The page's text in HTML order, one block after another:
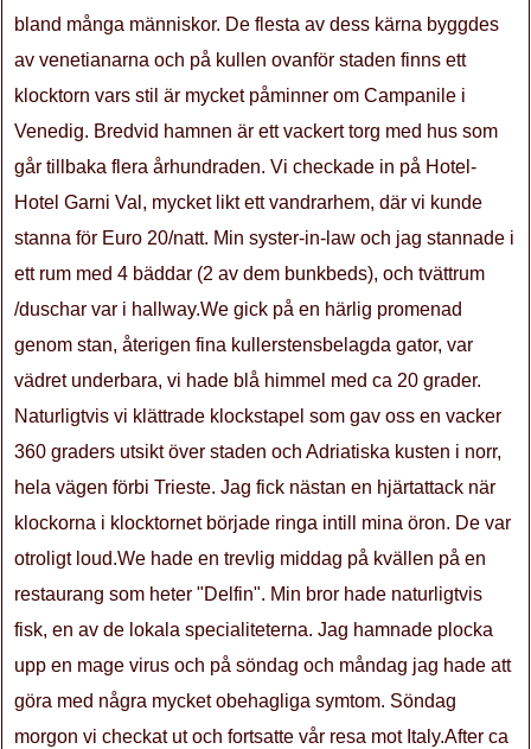
bland många människor. De flesta av dess kärna byggdes
av venetianarna och på kullen ovanför staden finns ett
klocktorn vars stil är mycket påminner om Campanile i
Venedig. Bredvid hamnen är ett vackert torg med hus som
går tillbaka flera århundraden. Vi checkade in på Hotel-
Hotel Garni Val, mycket likt ett vandrarhem, där vi kunde
stanna för Euro 20/natt. Min syster-in-law och jag stannade i
ett rum med 4 bäddar (2 av dem bunkbeds), och tvättrum
/duschar var i hallway.We gick på en härlig promenad
genom stan, återigen fina kullerstensbelagda gator, var
vädret underbara, vi hade blå himmel med ca 20 grader.
Naturligtvis vi klättrade klockstapel som gav oss en vacker
360 graders utsikt över staden och Adriatiska kusten i norr,
hela vägen förbi Trieste. Jag fick nästan en hjärtattack när
klockorna i klocktornet började ringa intill mina öron. De var
otroligt loud.We hade en trevlig middag på kvällen på en
restaurang som heter "Delfin". Min bror hade naturligtvis
fisk, en av de lokala specialiteterna. Jag hamnade plocka
upp en mage virus och på söndag och måndag jag hade att
göra med några mycket obehagliga symtom. Söndag
morgon vi checkat ut och fortsatte vår resa mot Italy.After ca